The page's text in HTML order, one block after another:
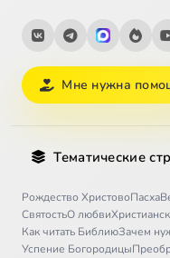
Мне нужна
Тематические
Рождество ХристовоПасха
СвятостьО любви
Как читать БиблиюЗачем
Успение Богородицы